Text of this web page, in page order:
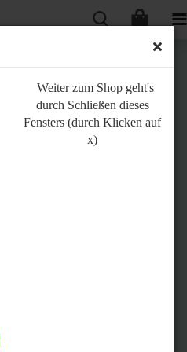
Weiter zum Shop geht's
durch Schließen dieses
Fensters (durch Klicken auf
x)